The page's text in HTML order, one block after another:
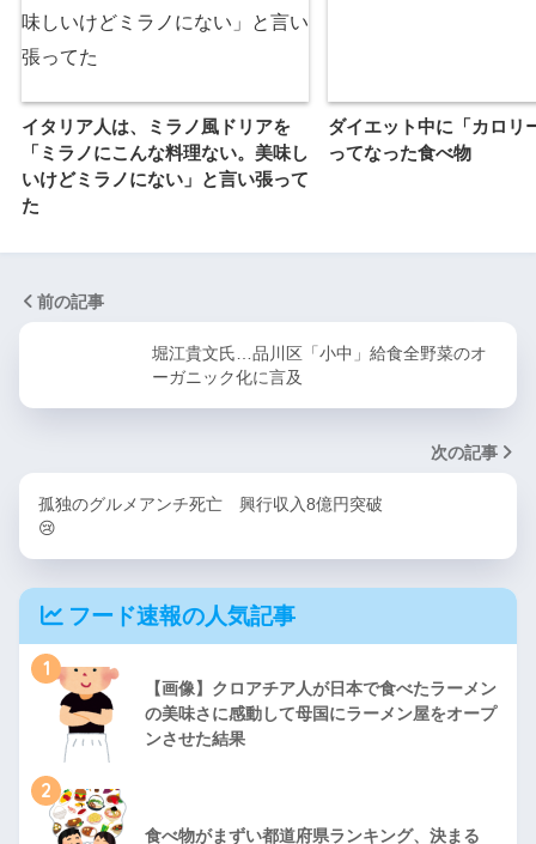
イタリア人は、ミラノ風ドリアを
「ミラノにこんな料理ない。美味し
いけどミラノにない」と言い張って
た
ダイエット中に「カロリ
ってなった食べ物
前の記事
堀江貴文氏…品川区「小中」給食全野菜のオ
ーガニック化に言及
次の記事
孤独のグルメアンチ死亡 興行収入8億円突破
😢
フード速報の人気記事
1
【画像】クロアチア人が日本で食べたラーメン
の美味さに感動して母国にラーメン屋をオープ
ンさせた結果
2
食べ物がまずい都道府県ランキング、決まる